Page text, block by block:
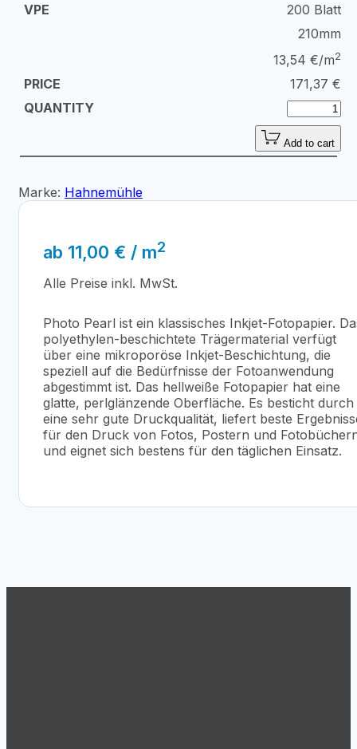
200 Blatt
210mm
13,54 €/m2
171,37 €
Add to cart
Marke: Hahnemühle
ab 11,00 € / m2
Alle Preise inkl. MwSt.
Photo Pearl ist ein klassisches Inkjet-Fotopapier.
polyethylen-beschichtete Trägermaterial verfügt
über eine mikroporöse Inkjet-Beschichtung, die
speziell auf die Bedürfnisse der Fotoanwendung
abgestimmt ist. Das hellweiße Fotopapier hat eine
glatte, perlglänzende Oberfläche. Es besticht durch
eine sehr gute Druckqualität, liefert beste
für den Druck von Fotos, Postern und
und eignet sich bestens für den täglichen Einsatz.